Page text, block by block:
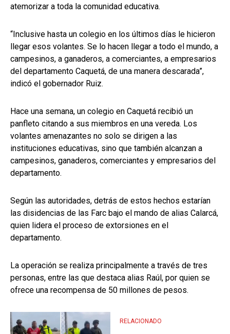
atemorizar a toda la comunidad educativa.
“Inclusive hasta un colegio en los últimos días le hicieron
llegar esos volantes. Se lo hacen llegar a todo el mundo, a
campesinos, a ganaderos, a comerciantes, a empresarios
del departamento Caquetá, de una manera descarada”,
indicó el gobernador Ruiz.
Hace una semana, un colegio en Caquetá recibió un
panfleto citando a sus miembros en una vereda. Los
volantes amenazantes no solo se dirigen a las
instituciones educativas, sino que también alcanzan a
campesinos, ganaderos, comerciantes y empresarios del
departamento.
Según las autoridades, detrás de estos hechos estarían
las disidencias de las Farc bajo el mando de alias Calarcá,
quien lidera el proceso de extorsiones en el
departamento.
La operación se realiza principalmente a través de tres
personas, entre las que destaca alias Raúl, por quien se
ofrece una recompensa de 50 millones de pesos.
RELACIONADO